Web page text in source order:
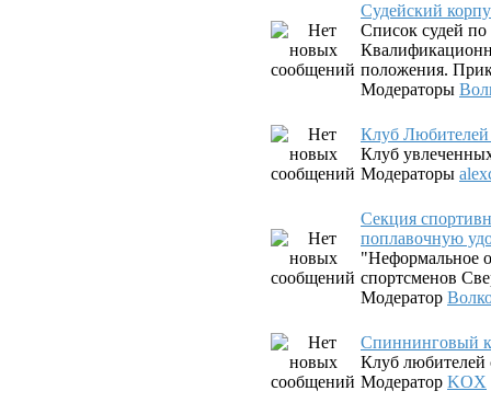
Судейский
Список судей
положения.
Модераторы
Клуб
Клуб
Модераторы
Секция
поплавочную
"Неформальное
спортсменов
Модератор
Спиннинговый
Клуб любителей
Модератор KOX